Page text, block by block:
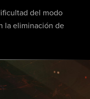
del modo
la eliminación de